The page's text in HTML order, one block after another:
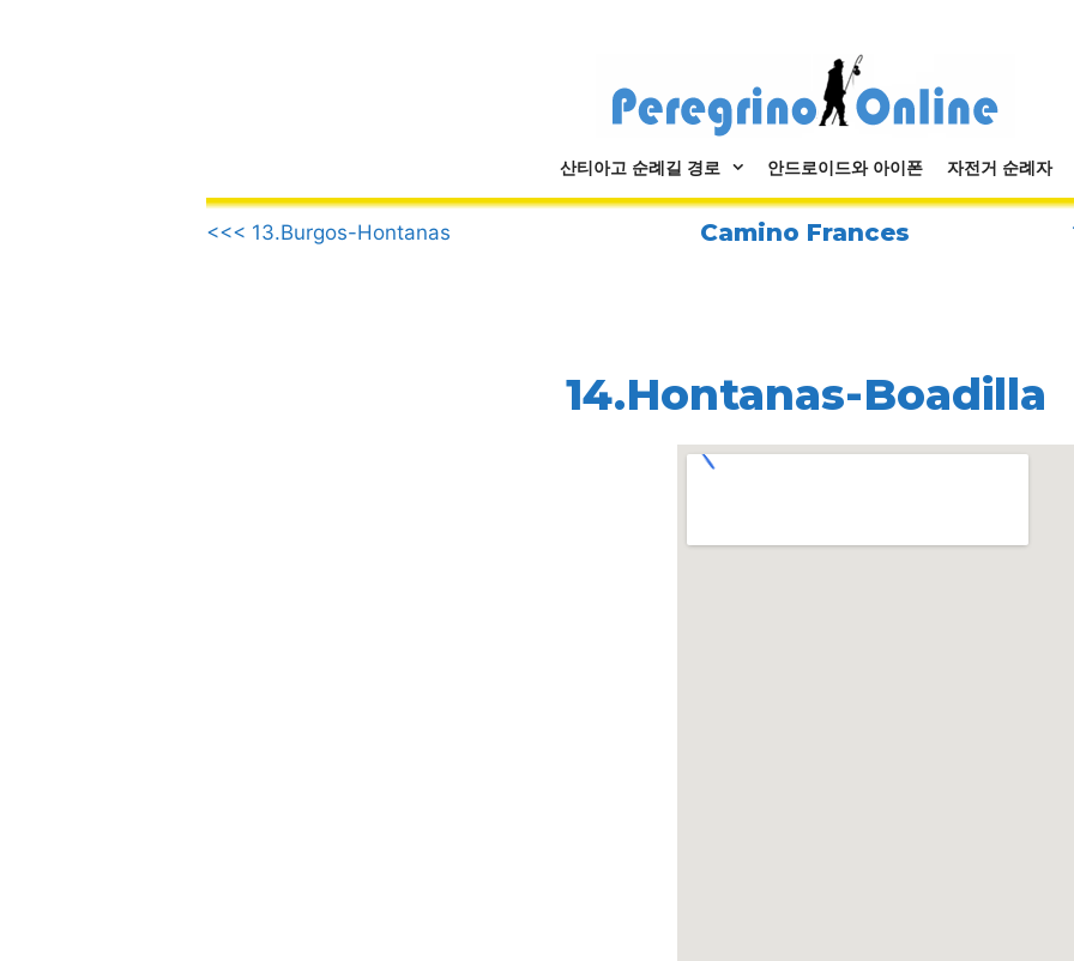
산티아고 순례길 경로 안드로이드와 아이폰 자전거 순례자
.
<<< 13.Burgos-Hontanas
Camino Frances
14.Hontanas-Boadilla